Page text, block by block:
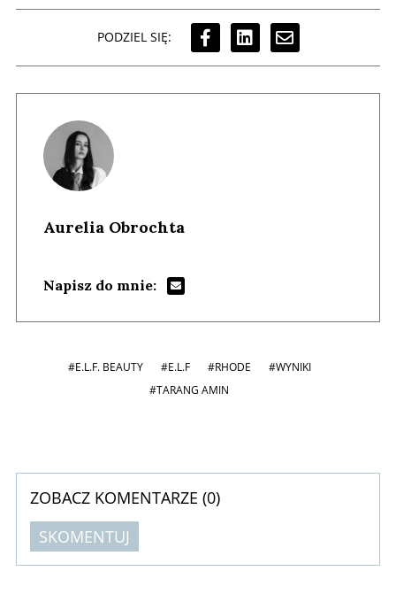
PODZIEL SIĘ:
Aurelia Obrochta
Napisz do mnie:
#E.L.F. BEAUTY #E.L.F #RHODE
#WYNIKI
#TARANG AMIN
ZOBACZ KOMENTARZE (0)
SKOMENTUJ